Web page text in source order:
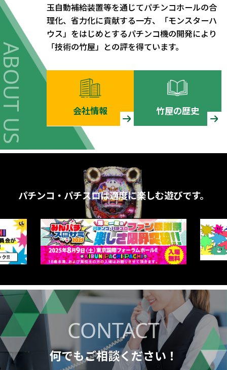
US
玉自動補給装置等を通じてパチンコホールの合
理化、省力化に貢献する一方、「モンスターハ
ウス」をはじめとするパチンコ機の開発により
「技術の竹屋」との評を得ています。
会社情報 竹屋の歴史
パチンコ・パチスロは適度に楽しむ遊びです。
CONTACT
何でもご相談ください！